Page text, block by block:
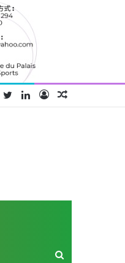
Connexion
Linkedin
Twitter
Facebook